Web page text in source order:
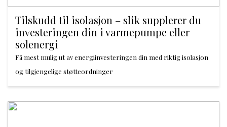
Tilskudd til isolasjon – slik supplerer du
investeringen din i varmepumpe eller
solenergi
Få mest mulig ut av energiinvesteringen din med riktig isolasjon
og tilgjengelige støtteordninger